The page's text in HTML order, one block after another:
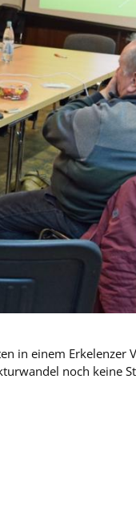
in einem Erkelenzer
noch keine